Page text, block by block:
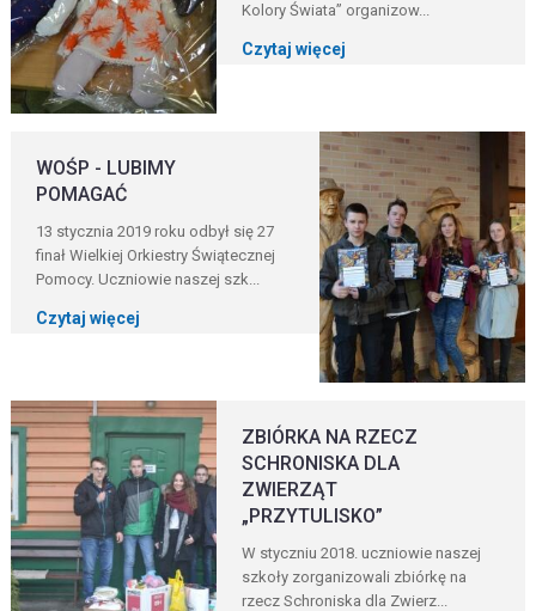
Kolory Świata” organizow...
Czytaj więcej
WOŚP - LUBIMY
POMAGAĆ
13 stycznia 2019 roku odbył się 27
finał Wielkiej Orkiestry Świątecznej
Pomocy. Uczniowie naszej szk...
Czytaj więcej
ZBIÓRKA NA RZECZ
SCHRONISKA DLA
ZWIERZĄT
„PRZYTULISKO”
W styczniu 2018. uczniowie naszej
szkoły zorganizowali zbiórkę na
rzecz Schroniska dla Zwierz...